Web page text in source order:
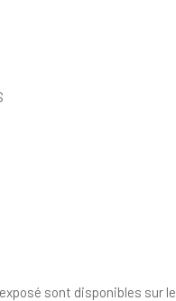
sont disponibles sur le